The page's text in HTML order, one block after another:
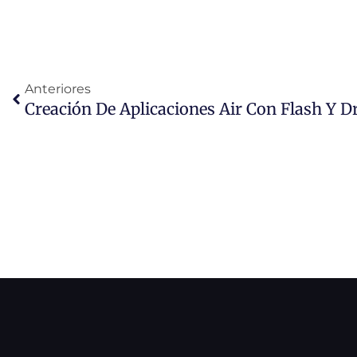
Anteriores
Creación De Aplicaciones Air Con Flash Y